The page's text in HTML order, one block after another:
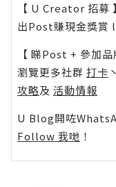
【 U Creator 招募 】
出Post賺現金獎賞 l
【 睇Post + 參加品
瀏覽更多社群 打卡 丶
攻略及 活動情報
U Blog開咗
Follow 我哋 ！